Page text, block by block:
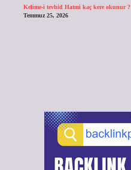
Kelime-i tevhid Hatmi kaç kere okunur ?
Temmuz 25, 2026